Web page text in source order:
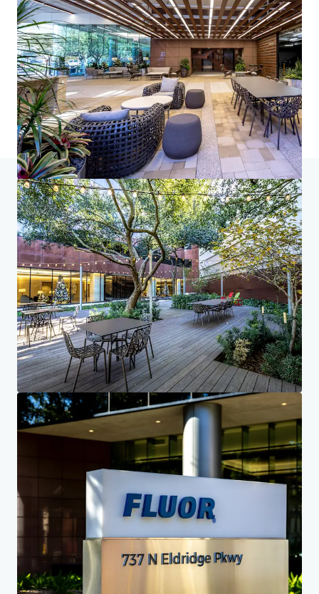
홈 검색 결과 Eldridge
투자자 센터
당신의 필요성
기업
개인정보 보호 공지
Jones Lang LaSalle (JLL)은 그 하위기업 및 제휴사와 함께 세계적인 부동산 및 투자 관리 서
비스의 선두 주자입니다. 우리는 우리에게 제공된 개인 정보를 보호하는 책임을 매우 중요하게 생
각합니다. 일반적으로 우리가 당신으로부터 수집하는 개인 정보는 당신의 문의를 처리하기 위한
목적입니다. 우리는 적절한 수준의 보안을 유지하고 합법적인 비즈니스 또는 법적 이유가 필요한
한 동안 당신의 개인 정보를 안전하게 보관합니다. 그 후에는 안전하게 삭제합니다. JLL이 어떻게
당신의 개인 데이터를 처리하는지에 대한 자세한 정보는 우리의
개인정보 보호 정책을 확인해 주
개인정보 보호 정책
개인정보 보호 약속
서비스 이용 약관
쿠키 정책
저작권 2026 Jones Lang LaSalle, IP, Inc.